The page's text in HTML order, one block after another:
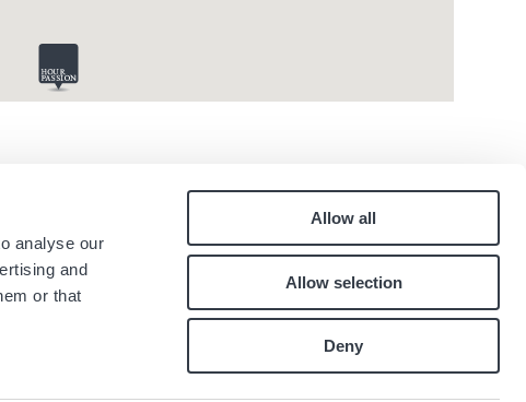
analyse our
and
or that
Allow all
Allow selection
Deny
Pied